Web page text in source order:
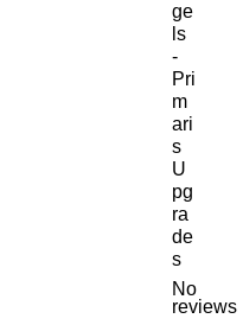
ge
ls
-
Pri
m
ari
s
U
pg
ra
de
s
No
reviews